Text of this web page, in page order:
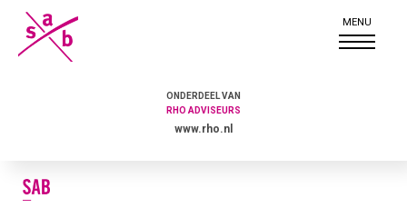
ONDERDEEL VAN
RHO ADVISEURS
www.rho.nl